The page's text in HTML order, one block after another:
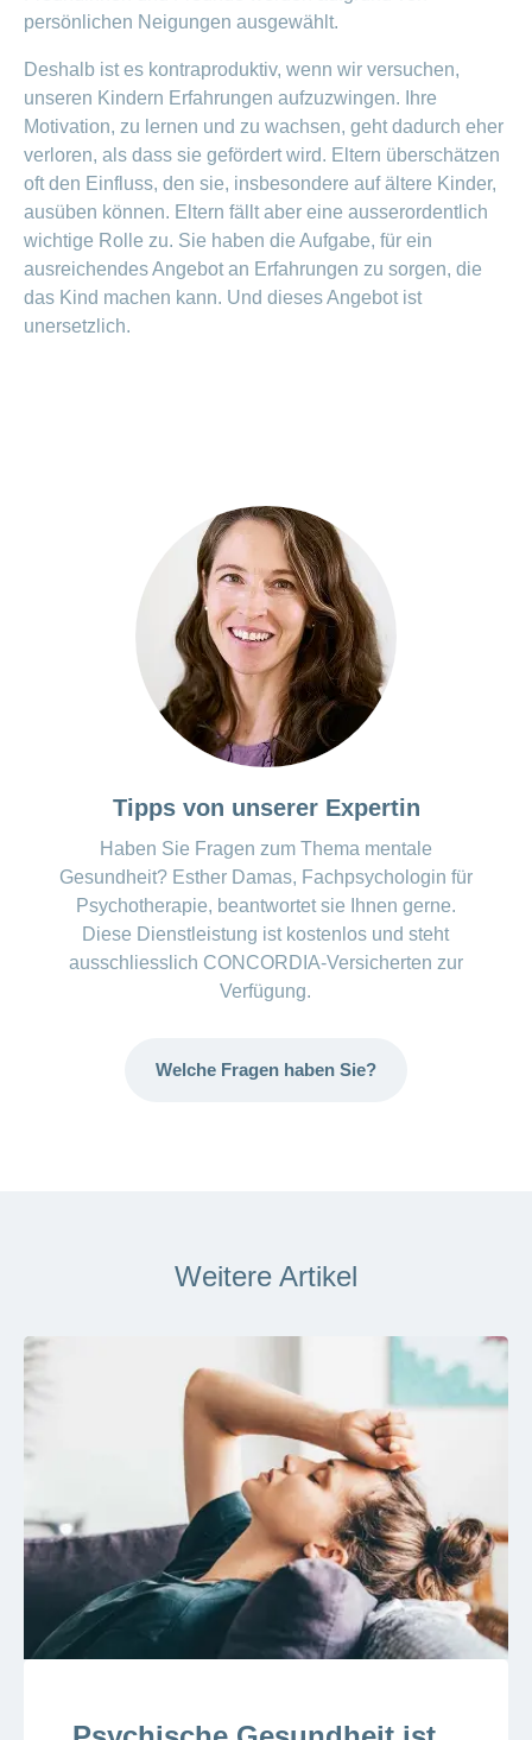
persönlichen Neigungen ausgewählt.
Deshalb ist es kontraproduktiv, wenn wir versuchen,
unseren Kindern Erfahrungen aufzuzwingen. Ihre
Motivation, zu lernen und zu wachsen, geht dadurch eher
verloren, als dass sie gefördert wird. Eltern überschätzen
oft den Einfluss, den sie, insbesondere auf ältere Kinder,
ausüben können. Eltern fällt aber eine ausserordentlich
wichtige Rolle zu. Sie haben die Aufgabe, für ein
ausreichendes Angebot an Erfahrungen zu sorgen, die
das Kind machen kann. Und dieses Angebot ist
unersetzlich.
Tipps von unserer Expertin
Haben Sie Fragen zum Thema mentale
Gesundheit? Esther Damas, Fachpsychologin für
Psychotherapie, beantwortet sie Ihnen gerne.
Diese Dienstleistung ist kostenlos und steht
ausschliesslich CONCORDIA-Versicherten zur
Verfügung.
Welche Fragen haben Sie?
Weitere Artikel